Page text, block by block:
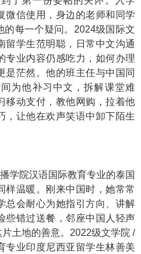
微信使用，身边的老师和同学
每一个疑问。2024级国际文
留学生范明聪，日常中文沟通
专业内容仍感吃力，如何办理
是茫然。他的班主任与中国同
为他补习中文，拆解课堂难
移动支付，教他网购，拉着他
，让他在欢声笑语中卸下陌生
学院汉语国际教育专业的泰国
样温暖。刚来中国时，她常常
总会耐心为她指引方向、讲解
些错过送餐，邻座中国人轻声
土地的善意。2022级文学院 /
专业印度尼西亚留学生林善美